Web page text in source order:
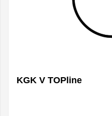
KGK V TOPline